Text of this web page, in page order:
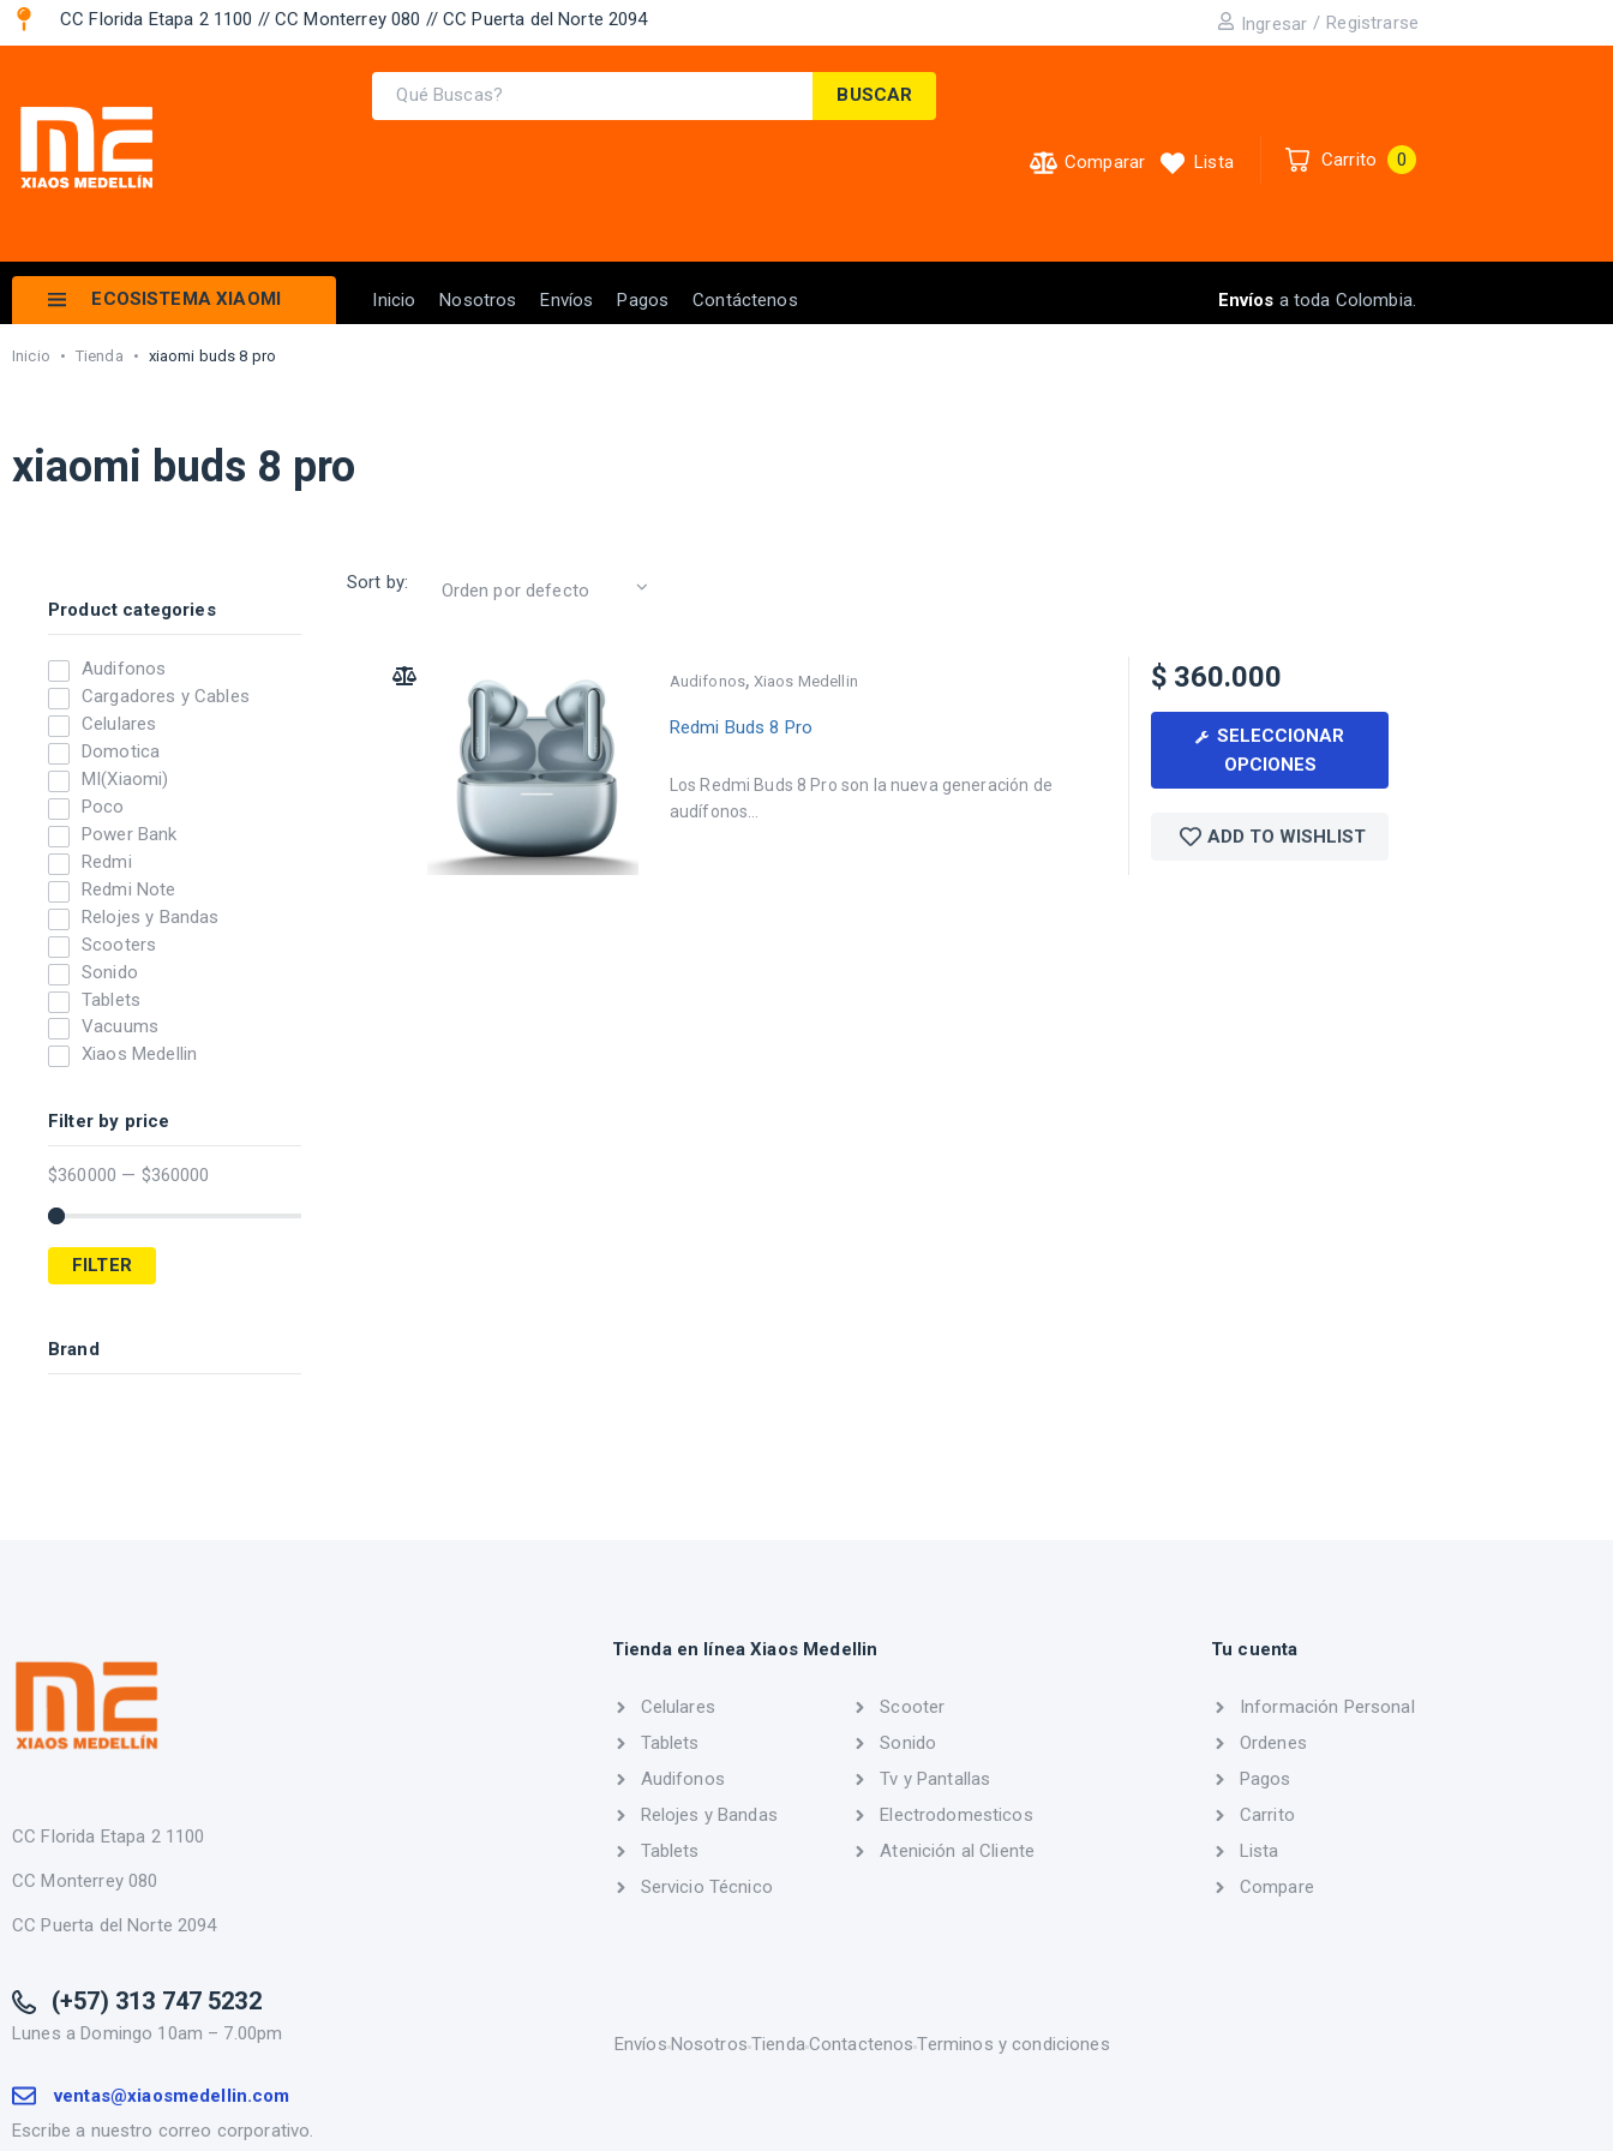
CC Florida Etapa 2 1100 // CC Monterrey 080 // CC Puerta del Norte 2094 ​ Ingresar / Registrarse
BUSCAR
Comparar Lista Carrito 0
ECOSISTEMA XIAOMI Inicio Nosotros Envíos Pagos Contáctenos Envíos a toda Colombia.
Inicio • Tienda • xiaomi buds 8 pro
xiaomi buds 8 pro
Product categories
Audifonos
Cargadores y Cables
Celulares
Domotica
MI(Xiaomi)
Poco
Power Bank
Redmi
Redmi Note
Relojes y Bandas
Scooters
Sonido
Tablets
Vacuums
Xiaos Medellin
Filter by price
$360000 — $360000
FILTER
Brand
Sort by:
Audifonos, Xiaos Medellin
Redmi Buds 8 Pro
Los Redmi Buds 8 Pro son la nueva generación de
audífonos...
$ 360.000
SELECCIONAR
OPCIONES
ADD TO WISHLIST
CC Florida Etapa 2 1100
CC Monterrey 080
CC Puerta del Norte 2094
(+57) 313 747 5232
Lunes a Domingo 10am – 7.00pm
ventas@xiaosmedellin.com
Escribe a nuestro correo corporativo.
Tienda en línea Xiaos Medellin
Celulares
Tablets
Audifonos
Relojes y Bandas
Tablets
Servicio Técnico
Scooter
Sonido
Tv y Pantallas
Electrodomesticos
Atenición al Cliente
Tu cuenta
Información Personal
Ordenes
Pagos
Carrito
Lista
Compare
Envíos Nosotros TiendaContactenosTerminos y condiciones